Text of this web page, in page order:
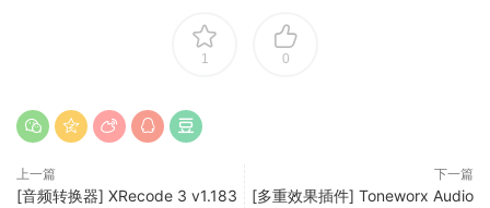
Never run out of ideas again.
something cinematic and inspiring. Whether it starts as a
Mirage helps you shape it into something beautiful.
1 0
上一篇
[音频转换器] XRecode 3 v1.183
下一篇
[多重效果插件] Toneworx Audio